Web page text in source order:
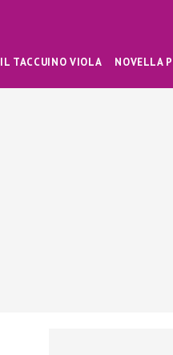
IL TACCUINO VIOLA NOVELLA